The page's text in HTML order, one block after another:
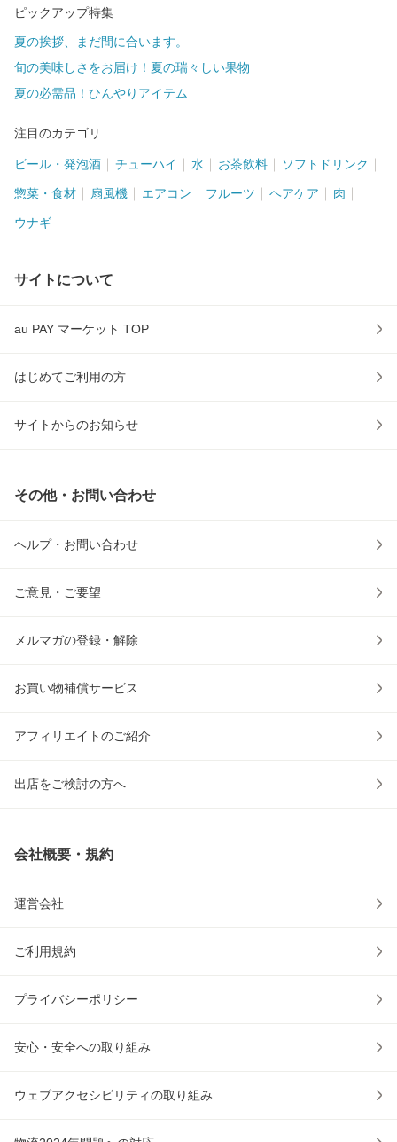
ピックアップ特集
夏の挨拶、まだ間に合います。
旬の美味しさをお届け！夏の瑞々しい果物
夏の必需品！ひんやりアイテム
注目のカテゴリ
ビール・発泡酒 チューハイ 水 お茶飲料 ソフトドリンク
惣菜・食材 扇風機 エアコン フルーツ ヘアケア 肉
ウナギ
サイトについて
au PAY マーケット TOP
はじめてご利用の方
サイトからのお知らせ
その他・お問い合わせ
ヘルプ・お問い合わせ
ご意見・ご要望
メルマガの登録・解除
お買い物補償サービス
アフィリエイトのご紹介
出店をご検討の方へ
会社概要・規約
運営会社
ご利用規約
プライバシーポリシー
安心・安全への取り組み
ウェブアクセシビリティの取り組み